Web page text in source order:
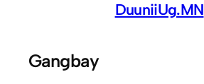
DuuniiUg.MN
Gangbay